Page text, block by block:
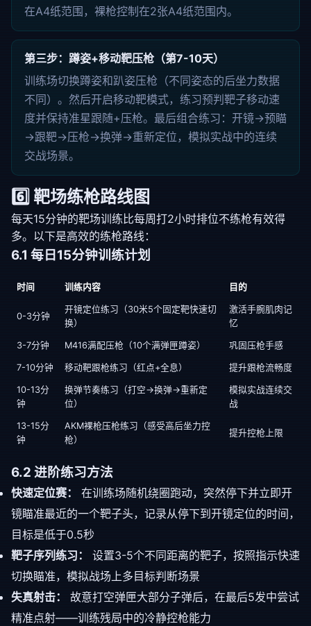
在A4纸范围，裸枪控制在2张A4纸范围内。
第三步：蹲姿+移动靶压枪（第7-10天）
训练场切换蹲姿和趴姿压枪（不同姿态的后坐力数据
不同）。然后开启移动靶模式，练习预判靶子移动速
度并保持准星跟随+压枪。最后组合练习：开镜→预瞄
→跟靶→压枪→换弹→重新定位，模拟实战中的连续
交战场景。
6️⃣ 靶场练枪路线图
每天15分钟的靶场训练比每周打2小时排位不练枪有效得
多。以下是高效的练枪路线：
6.1 每日15分钟训练计划
时间 训练内容 目的
0-3分钟
开镜定位练习（30米5个固定靶快速切
换）
激活手腕肌肉记
忆
3-7分钟 M416满配压枪（10个满弹匣蹲姿） 巩固压枪手感
7-10分钟 移动靶跟枪练习（红点+全息） 提升跟枪流畅度
10-13分
钟
换弹节奏练习（打空→换弹→重新定
位）
模拟实战连续交
战
13-15分
钟
AKM裸枪压枪练习（感受高后坐力控
枪）
提升控枪上限
6.2 进阶练习方法
快速定位赛：
在训练场随机绕圈跑动，突然停下并立即开
镜瞄准最近的一个靶子头，记录从停下到开镜定位的时间，
目标是低于0.5秒
靶子序列练习：
设置3-5个不同距离的靶子，按照指示快速
切换瞄准，模拟战场上多目标判断场景
失真射击：
故意打空弹匣大部分子弹后，在最后5发中尝试
精准点射——训练残局中的冷静控枪能力